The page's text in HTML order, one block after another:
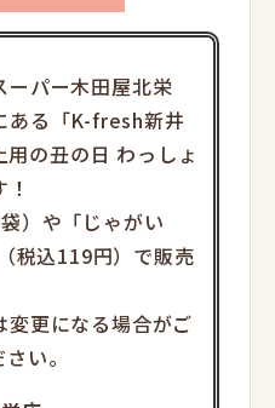
ーパー木田屋北栄
ある「K-fresh新井
の丑の日 わっしょ
）や「じゃがい
税込119円）で販売
更になる場合がご
い。